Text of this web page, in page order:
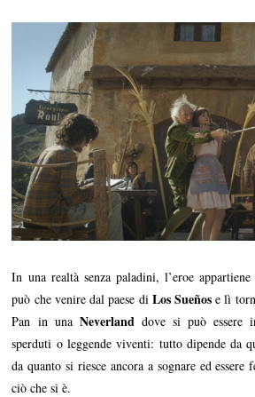
In una realtà senza paladini, l’eroe
può che venire dal paese di Los Sueños e lì
Pan in una Neverlanddove si può essere
sperduti o leggende viventi: tutto dipende da
da quanto si riesce ancora a sognare ed
ciò che si è.